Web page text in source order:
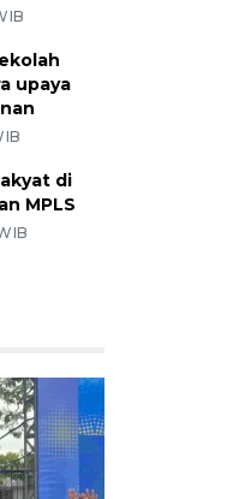
upaya
di
MPLS